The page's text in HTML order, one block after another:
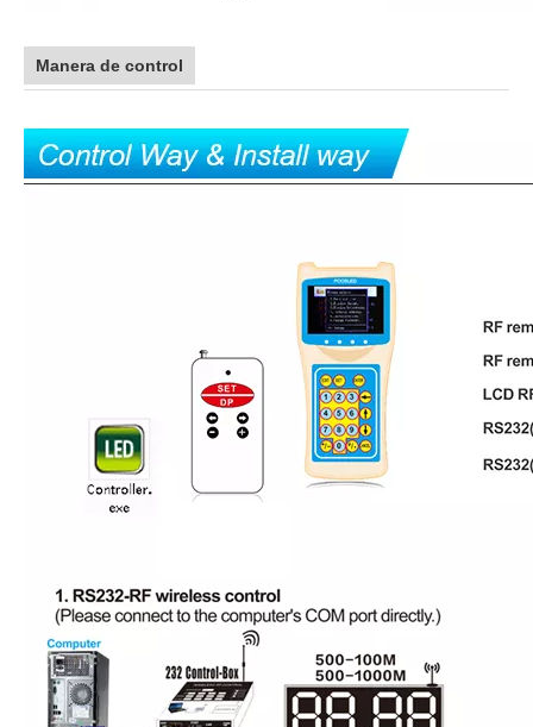
Manera de control